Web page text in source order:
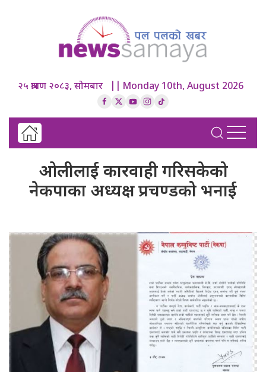
२५ श्रावण २०८३, सोमबार || Monday 10th, August 2026
ओलीलाई कारवाही गरिसकेको
नेकपाका अध्यक्ष प्रचण्डको भनाई